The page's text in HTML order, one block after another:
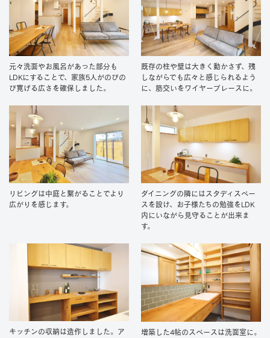
元々洗面やお風呂があった部分も
LDKにすることで、家族5人がのびの
び寛げる広さを確保しました。
既存の柱や壁は大きく動かさず、残
しながらでも広々と感じられるよう
に、筋交いをワイヤーブレースに。
リビングは中庭と繋がることでより
広がりを感じます。
ダイニングの隣にはスタディスペー
スを設け、お子様たちの勉強をLDK
内にいながら見守ることが出来ま
す。
キッチンの収納は造作しました。ア
増築した4帖のスペースは洗面室に。